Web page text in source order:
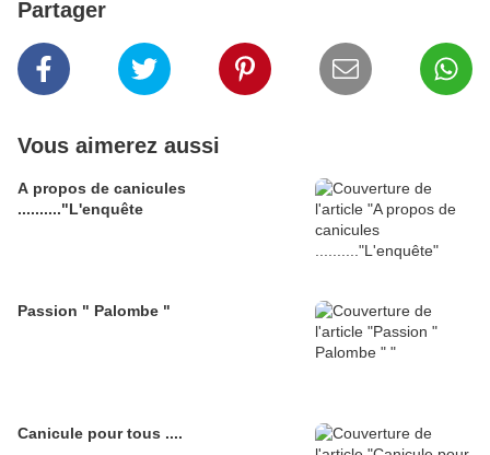
Partager
Vous aimerez aussi
A propos de canicules
.........."L'enquête
Passion " Palombe "
Canicule pour tous ....